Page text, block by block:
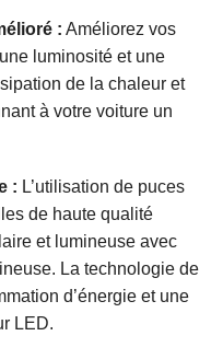
: Améliorez vos
luminosité et une
de la chaleur et
à votre voiture un
: L’utilisation de puces
de haute qualité
et lumineuse avec
La technologie de
d’énergie et une
LED.